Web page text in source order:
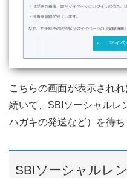
こちらの画面が表示され
続いて、SBIソーシャルレ
ハガキの発送など）を待ち
SBIソーシャルレ